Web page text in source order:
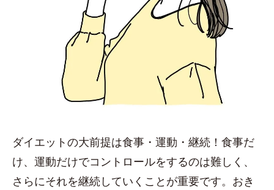
ダイエットの大前提は食事・運動・継続！食事だ
け、運動だけでコントロールをするのは難しく、
さらにそれを継続していくことが重要です。おき